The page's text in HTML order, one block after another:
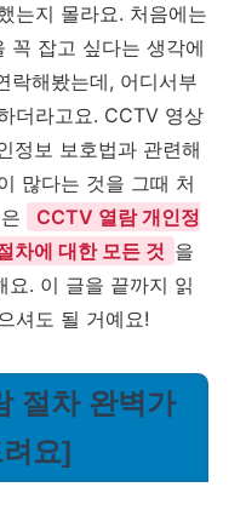
는지 몰라요. 처음에는
꼭 잡고 싶다는 생각에
락해봤는데, 어디서부
더라고요. CCTV 영상
정보 보호법과 관련해
많다는 것을 그때 처
CCTV 열람 개인정
차에 대한 모든 것 을
요. 이 글을 끝까지 읽
셔도 될 거예요!
절차 완벽가
요]